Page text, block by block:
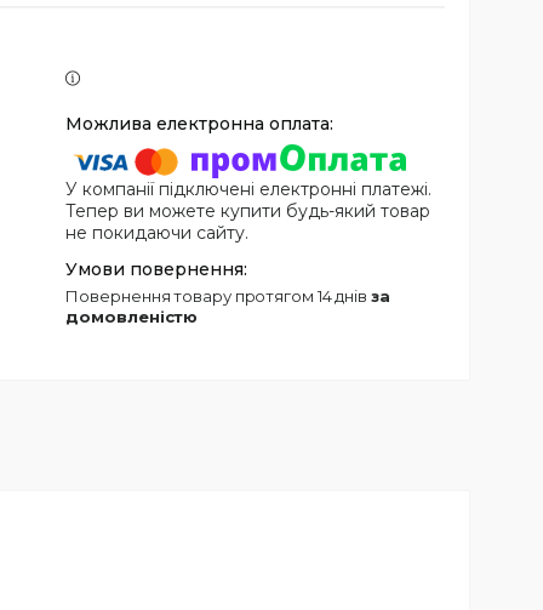
У компанії підключені електронні платежі.
Тепер ви можете купити будь-який товар
не покидаючи сайту.
повернення товару протягом 14 днів за
домовленістю